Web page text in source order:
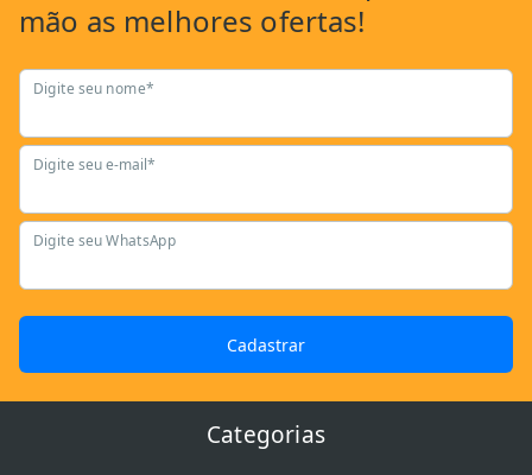
mão as melhores ofertas!
Digite seu nome*
Digite seu e-mail*
Digite seu WhatsApp
Cadastrar
Categorias